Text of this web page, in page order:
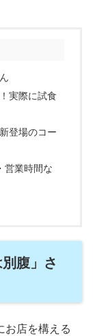
実際に試食
登場のコー
営業時間な
腹」さ
お店を構える